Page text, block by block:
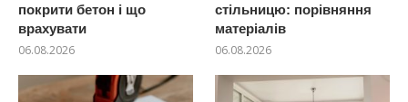
покрити бетон і що
врахувати
06.08.2026
стільницю: порівняння
матеріалів
06.08.2026